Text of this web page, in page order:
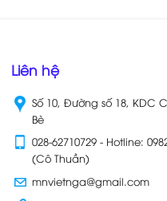
Liên hệ
Số 10, Đường số 18, KDC
Bè
028-62710729 - Hotline:
(Cô Thuần)
mnvietnga@gmail.com